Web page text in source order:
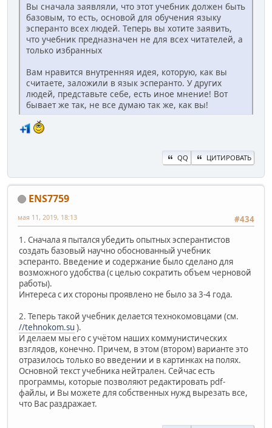
Вы сначала заявляли, что этот учебник должен быть
базовым, то есть, основой для обучения языку
эсперанто всех людей. Теперь вы хотите заявить,
что учебник предназначен не для всех читателей, а
только избранных
Вам нравится внутренняя идея, которую, как вы
считаете, заложили в язык эсперанто. У других
людей, представьте себе, есть иное мнение! Вот
бывает же так, не все думаю так же, как вы!
QQ ЦИТИРОВАТЬ
ENS7759
#434
мая 11, 2019, 18:13
1. Сначала я пытался убедить опытных эсперантистов
создать базовый научно обоснованный учебник
эсперанто. Введение и содержание было сделано для
возможного удобства (с целью сократить объем черновой
работы).
Интереса с их стороны проявлено не было за 3-4 года.
2. Теперь такой учебник делается технокомовцами (см.
//tehnokom.su ).
И делаем мы его с учётом наших коммунистических
взглядов, конечно. Причем, в этом (втором) варианте это
отразилось только во введении и в картинках на полях.
Основной текст учебника нейтрален. Сейчас есть
программы, которые позволяют редактировать pdf-
файлы, и Вы можете для собственных нужд вырезать все,
что Вас раздражает.